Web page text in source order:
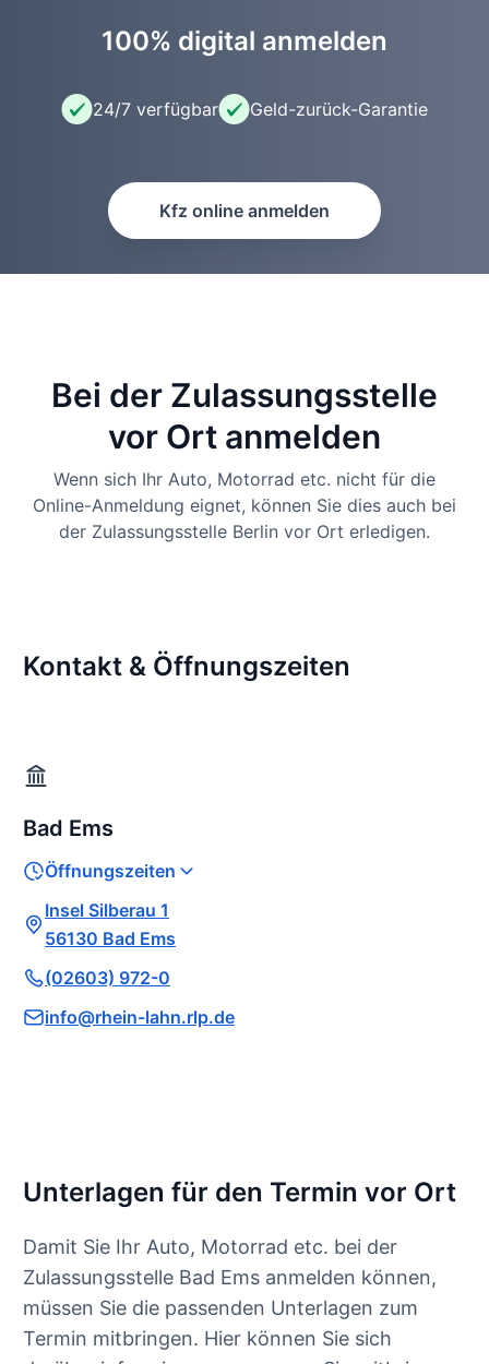
100% digital anmelden
24/7 verfügbar Geld-zurück-Garantie
Kfz online anmelden
Bei der Zulassungsstelle
vor Ort anmelden
Wenn sich Ihr Auto, Motorrad etc. nicht für die
Online-Anmeldung eignet, können Sie dies auch bei
der Zulassungsstelle Berlin vor Ort erledigen.
Kontakt & Öffnungszeiten
Bad Ems
Öffnungszeiten
Insel Silberau 1
56130 Bad Ems
(02603) 972-0
info@rhein-lahn.rlp.de
Unterlagen für den Termin vor Ort
Damit Sie Ihr Auto, Motorrad etc. bei der
Zulassungsstelle Bad Ems anmelden können,
müssen Sie die passenden Unterlagen zum
Termin mitbringen. Hier können Sie sich